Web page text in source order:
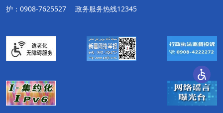
护：0908-7625527
政务服务热线12345